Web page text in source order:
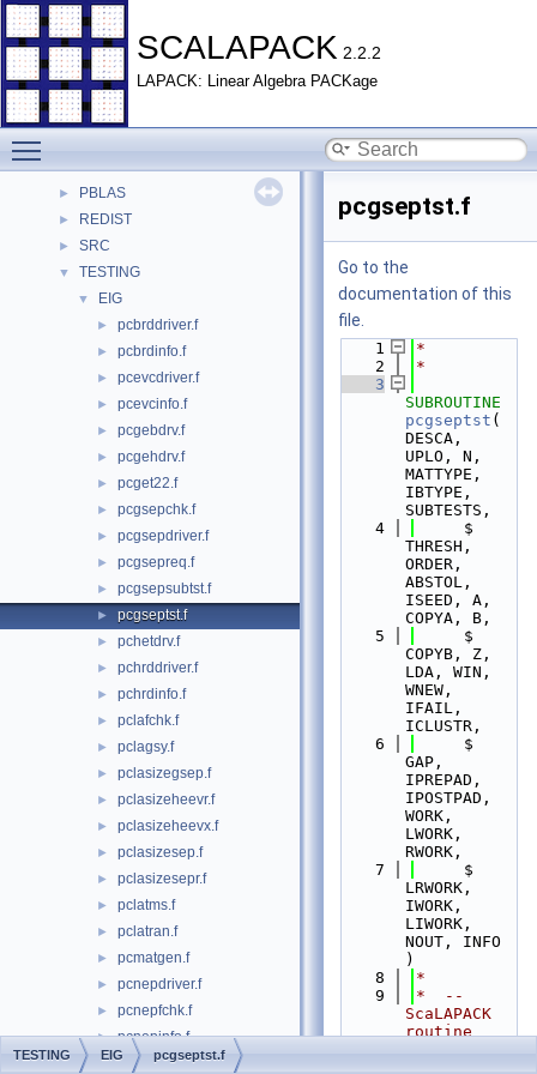
SCALAPACK 2.2.2
LAPACK: Linear Algebra PACKage
▼ SCALAPACK
► Data Types
▼ Files
▼ File List
► EXAMPLE
► PBLAS
► REDIST
► SRC
▼ TESTING
▼ EIG
► pcbrddriver.f
► pcbrdinfo.f
► pcevcdriver.f
► pcevcinfo.f
► pcgebdrv.f
► pcgehdrv.f
► pcget22.f
► pcgsepchk.f
► pcgsepdriver.f
► pcgsepreq.f
► pcgsepsubtst.f
► pcgseptst.f
► pchetdrv.f
► pchrddriver.f
► pchrdinfo.f
► pclafchk.f
► pclagsy.f
► pclasizegsep.f
► pclasizeheevr.f
► pclasizeheevx.f
► pclasizesep.f
► pclasizesepr.f
► pclatms.f
► pclatran.f
► pcmatgen.f
► pcnepdriver.f
► pcnepfchk.f
► pcnepinfo.f
► pcrptseptst.f
pcgseptst.f
Go to the
documentation of this
file.
    1
*
    2
*
    3
pcgseptst (
DESCA,
UPLO, N,
MATTYPE,
IBTYPE,
SUBTESTS,
    4
     $
THRESH,
ORDER,
ABSTOL,
ISEED, A,
COPYA, B,
    5
     $
COPYB, Z,
LDA, WIN,
WNEW,
IFAIL,
ICLUSTR,
    6
     $
GAP,
IPREPAD,
IPOSTPAD,
WORK,
LWORK,
RWORK,
    7
     $
LRWORK,
IWORK,
LIWORK,
NOUT, INFO
)
    8
*
    9
*  --
ScaLAPACK
routine
(version
TESTING EIG pcgseptst.f